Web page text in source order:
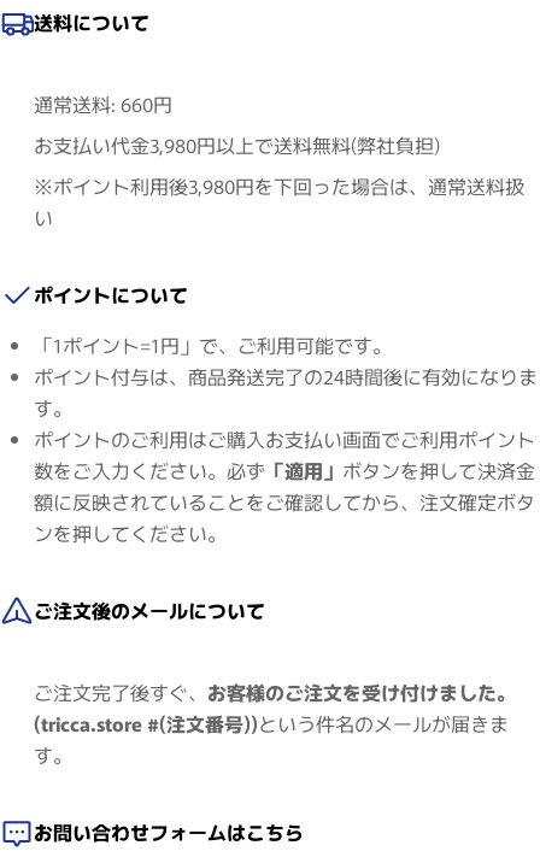
送料について
通常送料: 660円
お支払い代金3,980円以上で送料無料(弊社負担)
※ポイント利用後3,980円を下回った場合は、通常送料扱
い
ポイントについて
「1ポイント=1円」で、ご利用可能です。
ポイント付与は、商品発送完了の24時間後に有効になりま
す。
ポイントのご利用はご購入お支払い画面でご利用ポイント
数をご入力ください。必ず 「適用」 ボタンを押して決済金
額に反映されていることをご確認してから、注文確定ボタ
ンを押してください。
ご注文後のメールについて
ご注文完了後すぐ、 お客様のご注文を受け付けました。
(tricca.store #(注文番号))という件名のメールが届きま
す。
お問い合わせフォームはこちら